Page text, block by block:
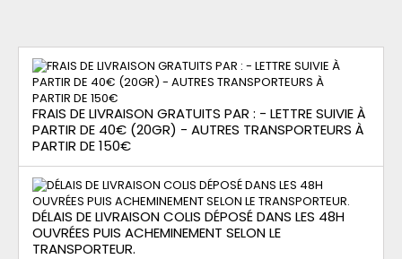
FRAIS DE LIVRAISON GRATUITS PAR : - LETTRE SUIVIE À
PARTIR DE 40€ (20GR) - AUTRES TRANSPORTEURS À
PARTIR DE 150€
DÉLAIS DE LIVRAISON COLIS DÉPOSÉ DANS LES 48H
OUVRÉES PUIS ACHEMINEMENT SELON LE
TRANSPORTEUR.